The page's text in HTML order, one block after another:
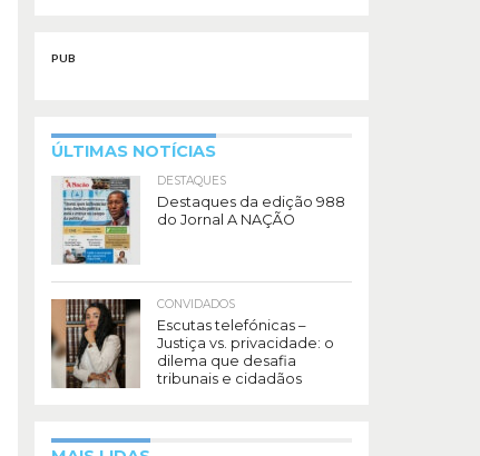
PUB
ÚLTIMAS NOTÍCIAS
DESTAQUES
Destaques da edição 988
do Jornal A NAÇÃO
CONVIDADOS
Escutas telefónicas –
Justiça vs. privacidade: o
dilema que desafia
tribunais e cidadãos